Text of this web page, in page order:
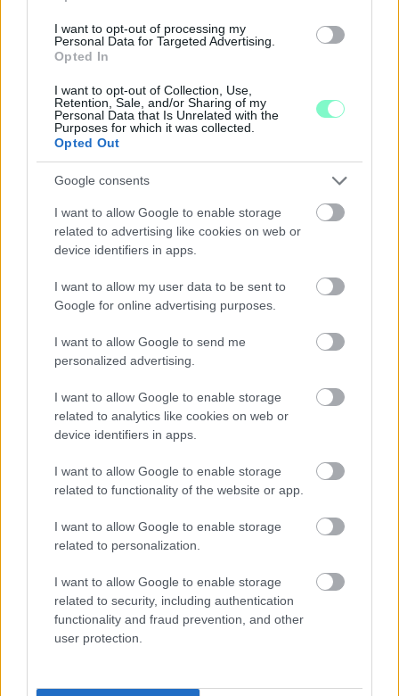
I want to opt-out of processing my
Personal Data for Targeted Advertising.
Opted In
I want to opt-out of Collection, Use,
Retention, Sale, and/or Sharing of my
Personal Data that Is Unrelated with the
Purposes for which it was collected.
Opted Out
Google consents
I want to allow Google to enable storage
related to advertising like cookies on web or
device identifiers in apps.
I want to allow my user data to be sent to
Google for online advertising purposes.
I want to allow Google to send me
personalized advertising.
I want to allow Google to enable storage
related to analytics like cookies on web or
device identifiers in apps.
I want to allow Google to enable storage
related to functionality of the website or app.
I want to allow Google to enable storage
related to personalization.
I want to allow Google to enable storage
related to security, including authentication
functionality and fraud prevention, and other
user protection.
EXTRA: A VÁSÁRCSARNOKBAN NYITJA ÚJ ÉVADÁT
A „Zenélő piac” című különleges koncerttel szeptember 7-én
rendhagyó helyszínen találkozhat a közönség a klasszikus
zenével.
Szólj hozzá!
PERL, VÁRADI ÉS TANOH DEZ IS OTT VAN A FÉRFI
KOSÁRLABDA-VÁLOGATOTT SZŰKÍTETT
KERETÉBEN